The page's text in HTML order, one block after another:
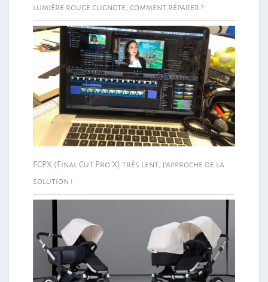
lumière rouge clignote, comment réparer ?
FCPX (Final Cut Pro X) très lent, j’approche de la
solution !